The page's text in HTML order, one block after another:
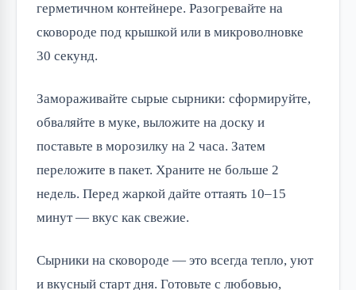
герметичном контейнере. Разогревайте на
сковороде под крышкой или в микроволновке
30 секунд.
Замораживайте сырые сырники: сформируйте,
обваляйте в муке, выложите на доску и
поставьте в морозилку на 2 часа. Затем
переложите в пакет. Храните не больше 2
недель. Перед жаркой дайте оттаять 10–15
минут — вкус как свежие.
Сырники на сковороде — это всегда тепло, уют
и вкусный старт дня. Готовьте с любовью,